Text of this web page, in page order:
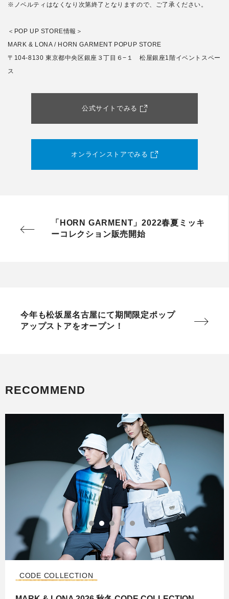
RECOMMEND
CODE COLLECTION
※ノベルティはなくなり次第終了となりますので、ご了承ください。
＜POP UP STORE情報＞
MARK & LONA / HORN GARMENT POPUP STORE
〒104-8130 東京都中央区銀座３丁目６−１ 松屋銀座1階イベントスペー
ス
公式サイトでみる
オンラインストアでみる
「HORN GARMENT」2022春夏ミッキ
ーコレクション販売開始
今年も松坂屋名古屋にて期間限定ポップ
アップストアをオープン！